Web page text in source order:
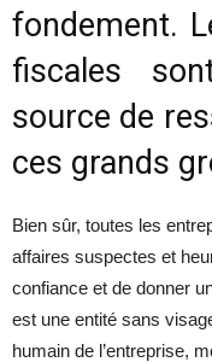
fondement.
fiscales
source de
ces grands
Bien sûr, toutes les
affaires suspectes et
confiance et de donner
est une entité sans
humain de l’entreprise,